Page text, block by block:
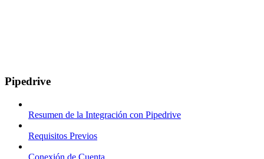
Pipedrive
Resumen de la Integración con Pipedrive
Requisitos Previos
Conexión de Cuenta